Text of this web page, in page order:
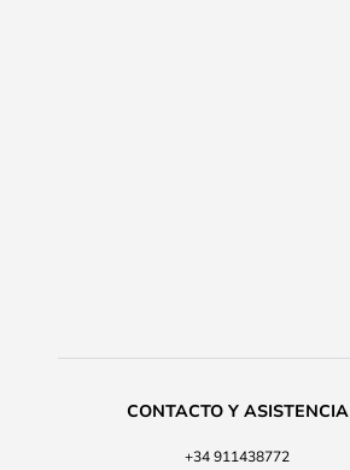
CONTACTO Y ASISTENCIA
+34 911438772